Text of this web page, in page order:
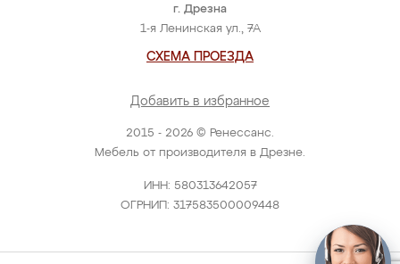
2015 - 2026 © Ренессанс.
Мебель от производителя в Дрезне.
ИНН: 580313642057
ОГРНИП: 317583500009448
г. Дрезна
1-я Ленинская ул., 7А
СХЕМА ПРОЕЗДА
Добавить в избранное